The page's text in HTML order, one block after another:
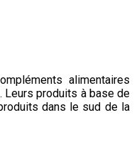
alimentaires
Leurs produits à base de
dans le sud de la